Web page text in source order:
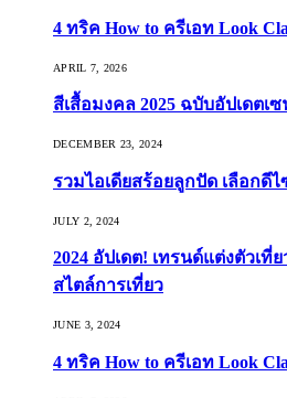
4 ทริค How to ครีเอท Look
APRIL 7, 2026
สีเสื้อมงคล 2025 ฉบับอัปเดตเซ
DECEMBER 23, 2024
รวมไอเดียสร้อยลูกปัด เลือกดี
JULY 2, 2024
2024 อัปเดต! เทรนด์แต่งตัวเที่
สไตล์การเที่ยว
JUNE 3, 2024
4 ทริค How to ครีเอท Look